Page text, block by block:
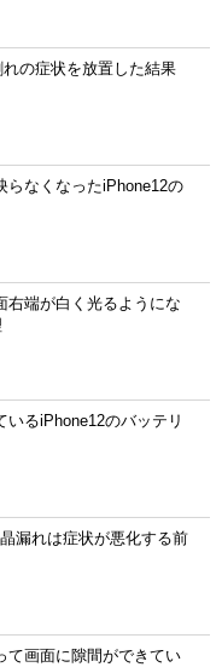
れの症状を放置した結果
らなくなったiPhone12の
右端が白く光るようにな
るiPhone12のバッテリ
漏れは症状が悪化する前
て画面に隙間ができてい